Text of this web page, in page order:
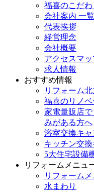
福喜のこだわ
会社案内 一覧
代表挨拶
経営理念
会社概要
アクセスマッ
求人情報
おすすめ情報
リフォーム
福喜のリノ
家電量販店
みがある方へ
浴室交換キ
キッチン交
5大住宅設備
リフォームメニュ
リフォーム
水まわり